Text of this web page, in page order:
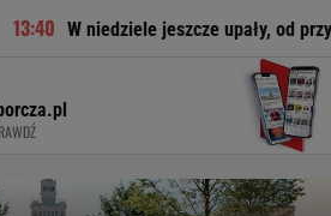
jeszcze upały, od przyszłego